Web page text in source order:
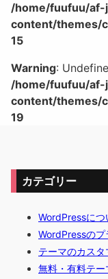
/home/fuufuu/af-
content/themes/
15
Warning:
/home/fuufuu/af-
content/themes/
19
カテゴリー
WordPressにつ
WordPressのプ
テーマのカスタ
無料・有料テー